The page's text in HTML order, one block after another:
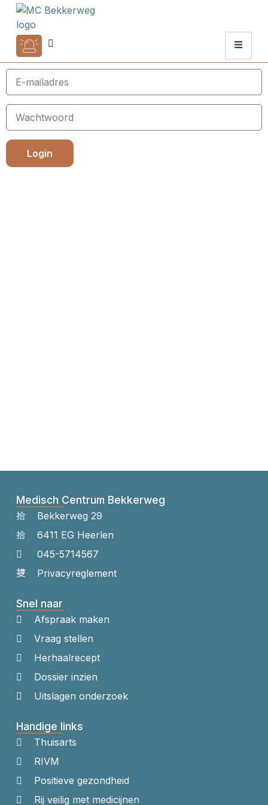
Login
Medisch Centrum Bekkerweg
Bekkerweg 29
6411 EG Heerlen
045-5714567
Privacyreglement
Snel naar
Afspraak maken
Vraag stellen
Herhaalrecept
Dossier inzien
Uitslagen onderzoek
Handige links
Thuisarts
RIVM
Positieve gezondheid
Rij veilig met medicijnen